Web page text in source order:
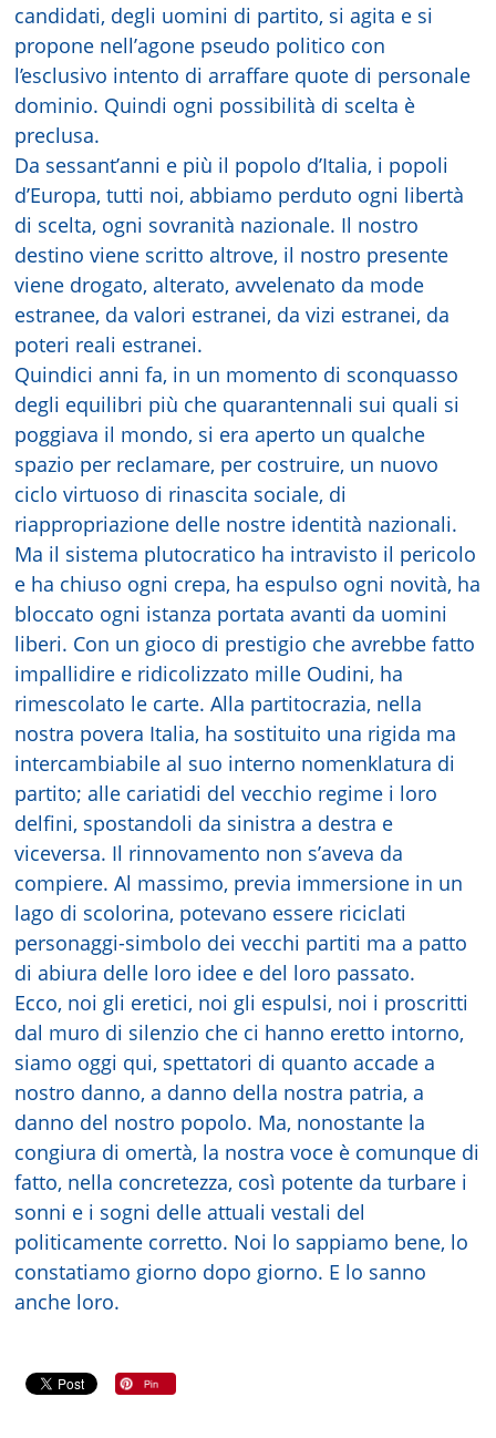
candidati, degli uomini di partito, si agita e si
propone nell’agone pseudo politico con
l’esclusivo intento di arraffare quote di personale
dominio. Quindi ogni possibilità di scelta è
preclusa.
Da sessant’anni e più il popolo d’Italia, i popoli
d’Europa, tutti noi, abbiamo perduto ogni libertà
di scelta, ogni sovranità nazionale. Il nostro
destino viene scritto altrove, il nostro presente
viene drogato, alterato, avvelenato da mode
estranee, da valori estranei, da vizi estranei, da
poteri reali estranei.
Quindici anni fa, in un momento di sconquasso
degli equilibri più che quarantennali sui quali si
poggiava il mondo, si era aperto un qualche
spazio per reclamare, per costruire, un nuovo
ciclo virtuoso di rinascita sociale, di
riappropriazione delle nostre identità nazionali.
Ma il sistema plutocratico ha intravisto il pericolo
e ha chiuso ogni crepa, ha espulso ogni novità, ha
bloccato ogni istanza portata avanti da uomini
liberi. Con un gioco di prestigio che avrebbe fatto
impallidire e ridicolizzato mille Oudini, ha
rimescolato le carte. Alla partitocrazia, nella
nostra povera Italia, ha sostituito una rigida ma
intercambiabile al suo interno nomenklatura di
partito; alle cariatidi del vecchio regime i loro
delfini, spostandoli da sinistra a destra e
viceversa. Il rinnovamento non s’aveva da
compiere. Al massimo, previa immersione in un
lago di scolorina, potevano essere riciclati
personaggi-simbolo dei vecchi partiti ma a patto
di abiura delle loro idee e del loro passato.
Ecco, noi gli eretici, noi gli espulsi, noi i proscritti
dal muro di silenzio che ci hanno eretto intorno,
siamo oggi qui, spettatori di quanto accade a
nostro danno, a danno della nostra patria, a
danno del nostro popolo. Ma, nonostante la
congiura di omertà, la nostra voce è comunque di
fatto, nella concretezza, così potente da turbare i
sonni e i sogni delle attuali vestali del
politicamente corretto. Noi lo sappiamo bene, lo
constatiamo giorno dopo giorno. E lo sanno
anche loro.